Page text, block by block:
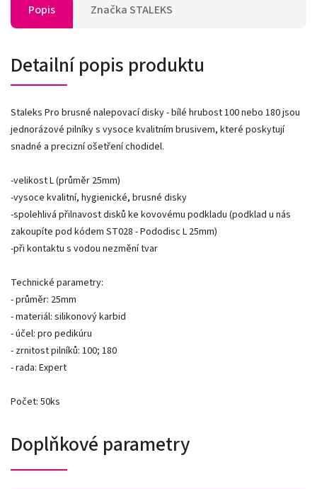
Popis ZnačkaSTALEKS
Detailní popis produktu
Staleks Pro brusné nalepovací disky - bílé hrubost 100 nebo 180 jsou
jednorázové pilníky s vysoce kvalitním brusivem, které poskytují
snadné a precizní ošetření chodidel.
-velikost L (průměr 25mm)
-vysoce kvalitní, hygienické, brusné disky
-spolehlivá přilnavost disků ke kovovému podkladu (podklad u nás
zakoupíte pod kódem ST028 - Pododisc L 25mm)
-při kontaktu s vodou nezmění tvar
Technické parametry:
- průměr: 25mm
- materiál: silikonový karbid
- účel: pro pedikúru
- zrnitost pilníků: 100; 180
- rada: Expert
Počet: 50ks
Doplňkové parametry